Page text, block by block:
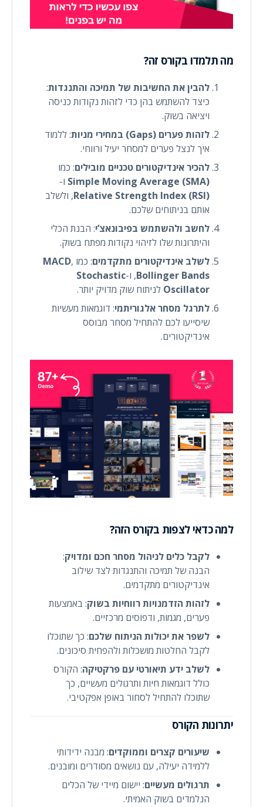
מה תלמדו בקורס זה?
להבין את החשיבות של תמיכה והתנגדות:
כיצד להשתמש בהן כדי לזהות נקודות כניסה
ויציאה בשוק.
לזהות פערים (Gaps) במחירי מניות
: ללמוד
איך לנצל פערים למסחר יעיל ורווחי.
להכיר אינדיקטורים טכניים מובילים: כמו
Simple Moving Average (SMA) ו-
Relative Strength Index (RSI), ולשלב
אותם בניתוחים שלכם.
לחשב ולהשתמש בפיבונאצ’י: הבנת הכלי
והיתרונות שלו לזיהוי נקודות מפתח בשוק.
לשלב אינדיקטורים מתקדמים: כמו MACD,
Bollinger Bands, ו-Stochastic
Oscillator לניתוח שוק מדויק יותר.
לתרגל מסחר אלגוריתמי: דוגמאות מעשיות
שיסייעו לכם להתחיל מסחר מבוסס
אינדיקטורים.
למה כדאי לצפות בקורס הזה?
לקבל כלים לניהול מסחר חכם ומדויק:
הבנה של תמיכה והתנגדות לצד שילוב
אינדיקטורים מתקדמים.
לזהות הזדמנויות רווחיות בשוק: באמצעות
פערים, מגמות, ודפוסים מרכזיים.
לשפר את יכולות הניתוח שלכם: כך שתוכלו
לקבל החלטות מושכלות ולהפחית סיכונים.
לשלב ידע תיאורטי עם פרקטיקה: הקורס
כולל דוגמאות חיות ותרגולים מעשיים, כך
שתוכלו להתחיל לסחור באופן אפקטיבי.
יתרונות הקורס
שיעורים קצרים וממוקדים: מבנה ידידותי
ללמידה יעילה, עם נושאים מסודרים ומובנים.
תרגולים מעשיים: יישום מיידי של הכלים
הנלמדים בשוק האמיתי.